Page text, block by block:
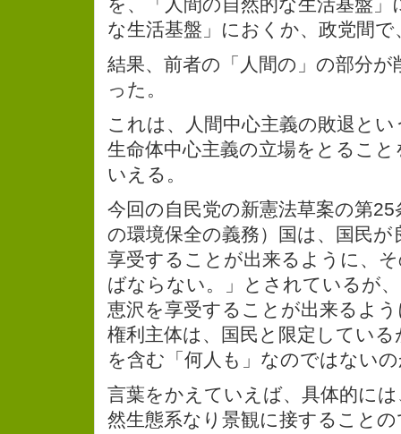
な生活基盤」におくか、政党間
結果、前者の「人間の」の部分
った。
これは、人間中心主義の敗退と
生命体中心主義の立場をとるこ
いえる。
今回の自民党の新憲法草案の第
の環境保全の義務）国は、国民が
享受することが出来るように、
ばならない。」とされているが
恵沢を享受することが出来るよ
権利主体は、国民と限定してい
を含む「何人も」なのではない
言葉をかえていえば、具体的に
然生態系なり景観に接すること